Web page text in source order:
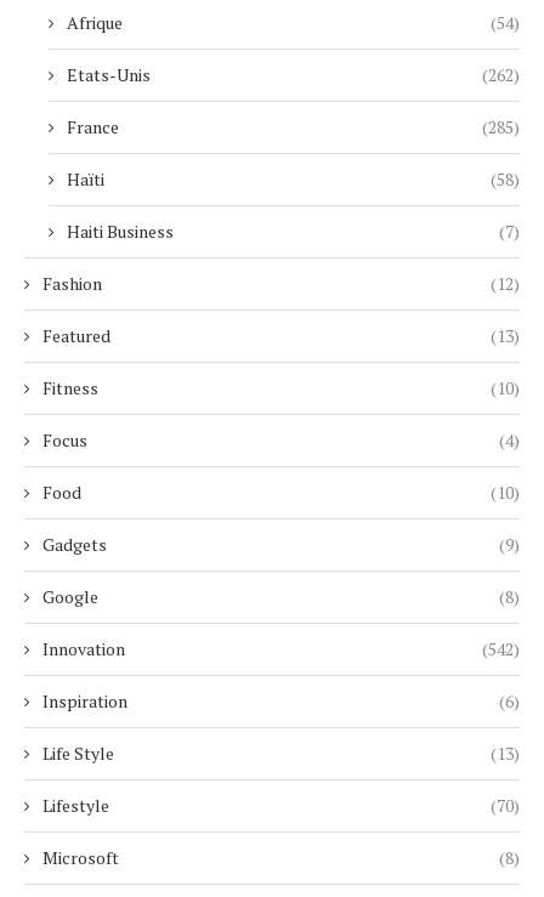
Afrique (54)
Etats-Unis (262)
France (285)
Haïti (58)
Haiti Business (7)
Fashion (12)
Featured (13)
Fitness (10)
Focus (4)
Food (10)
Gadgets (9)
Google (8)
Innovation (542)
Inspiration (6)
Life Style (13)
Lifestyle (70)
Microsoft (8)